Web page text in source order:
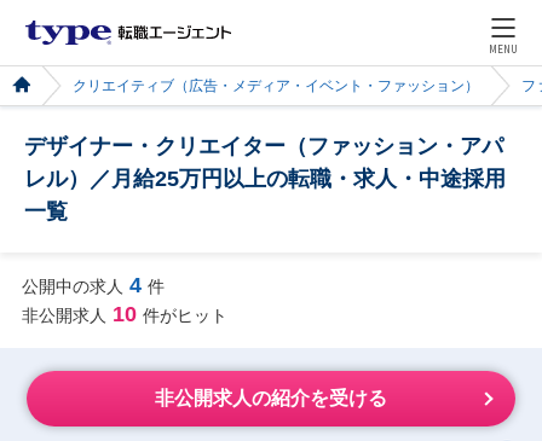
MENU
クリエイティブ（広告・メディア・イベント・ファッション） フ
デザイナー・クリエイター（ファッション・アパ
レル）／月給25万円以上の転職・求人・中途採用
一覧
公開中の求人 4 件
非公開求人 10 件がヒット
非公開求人の紹介を受ける